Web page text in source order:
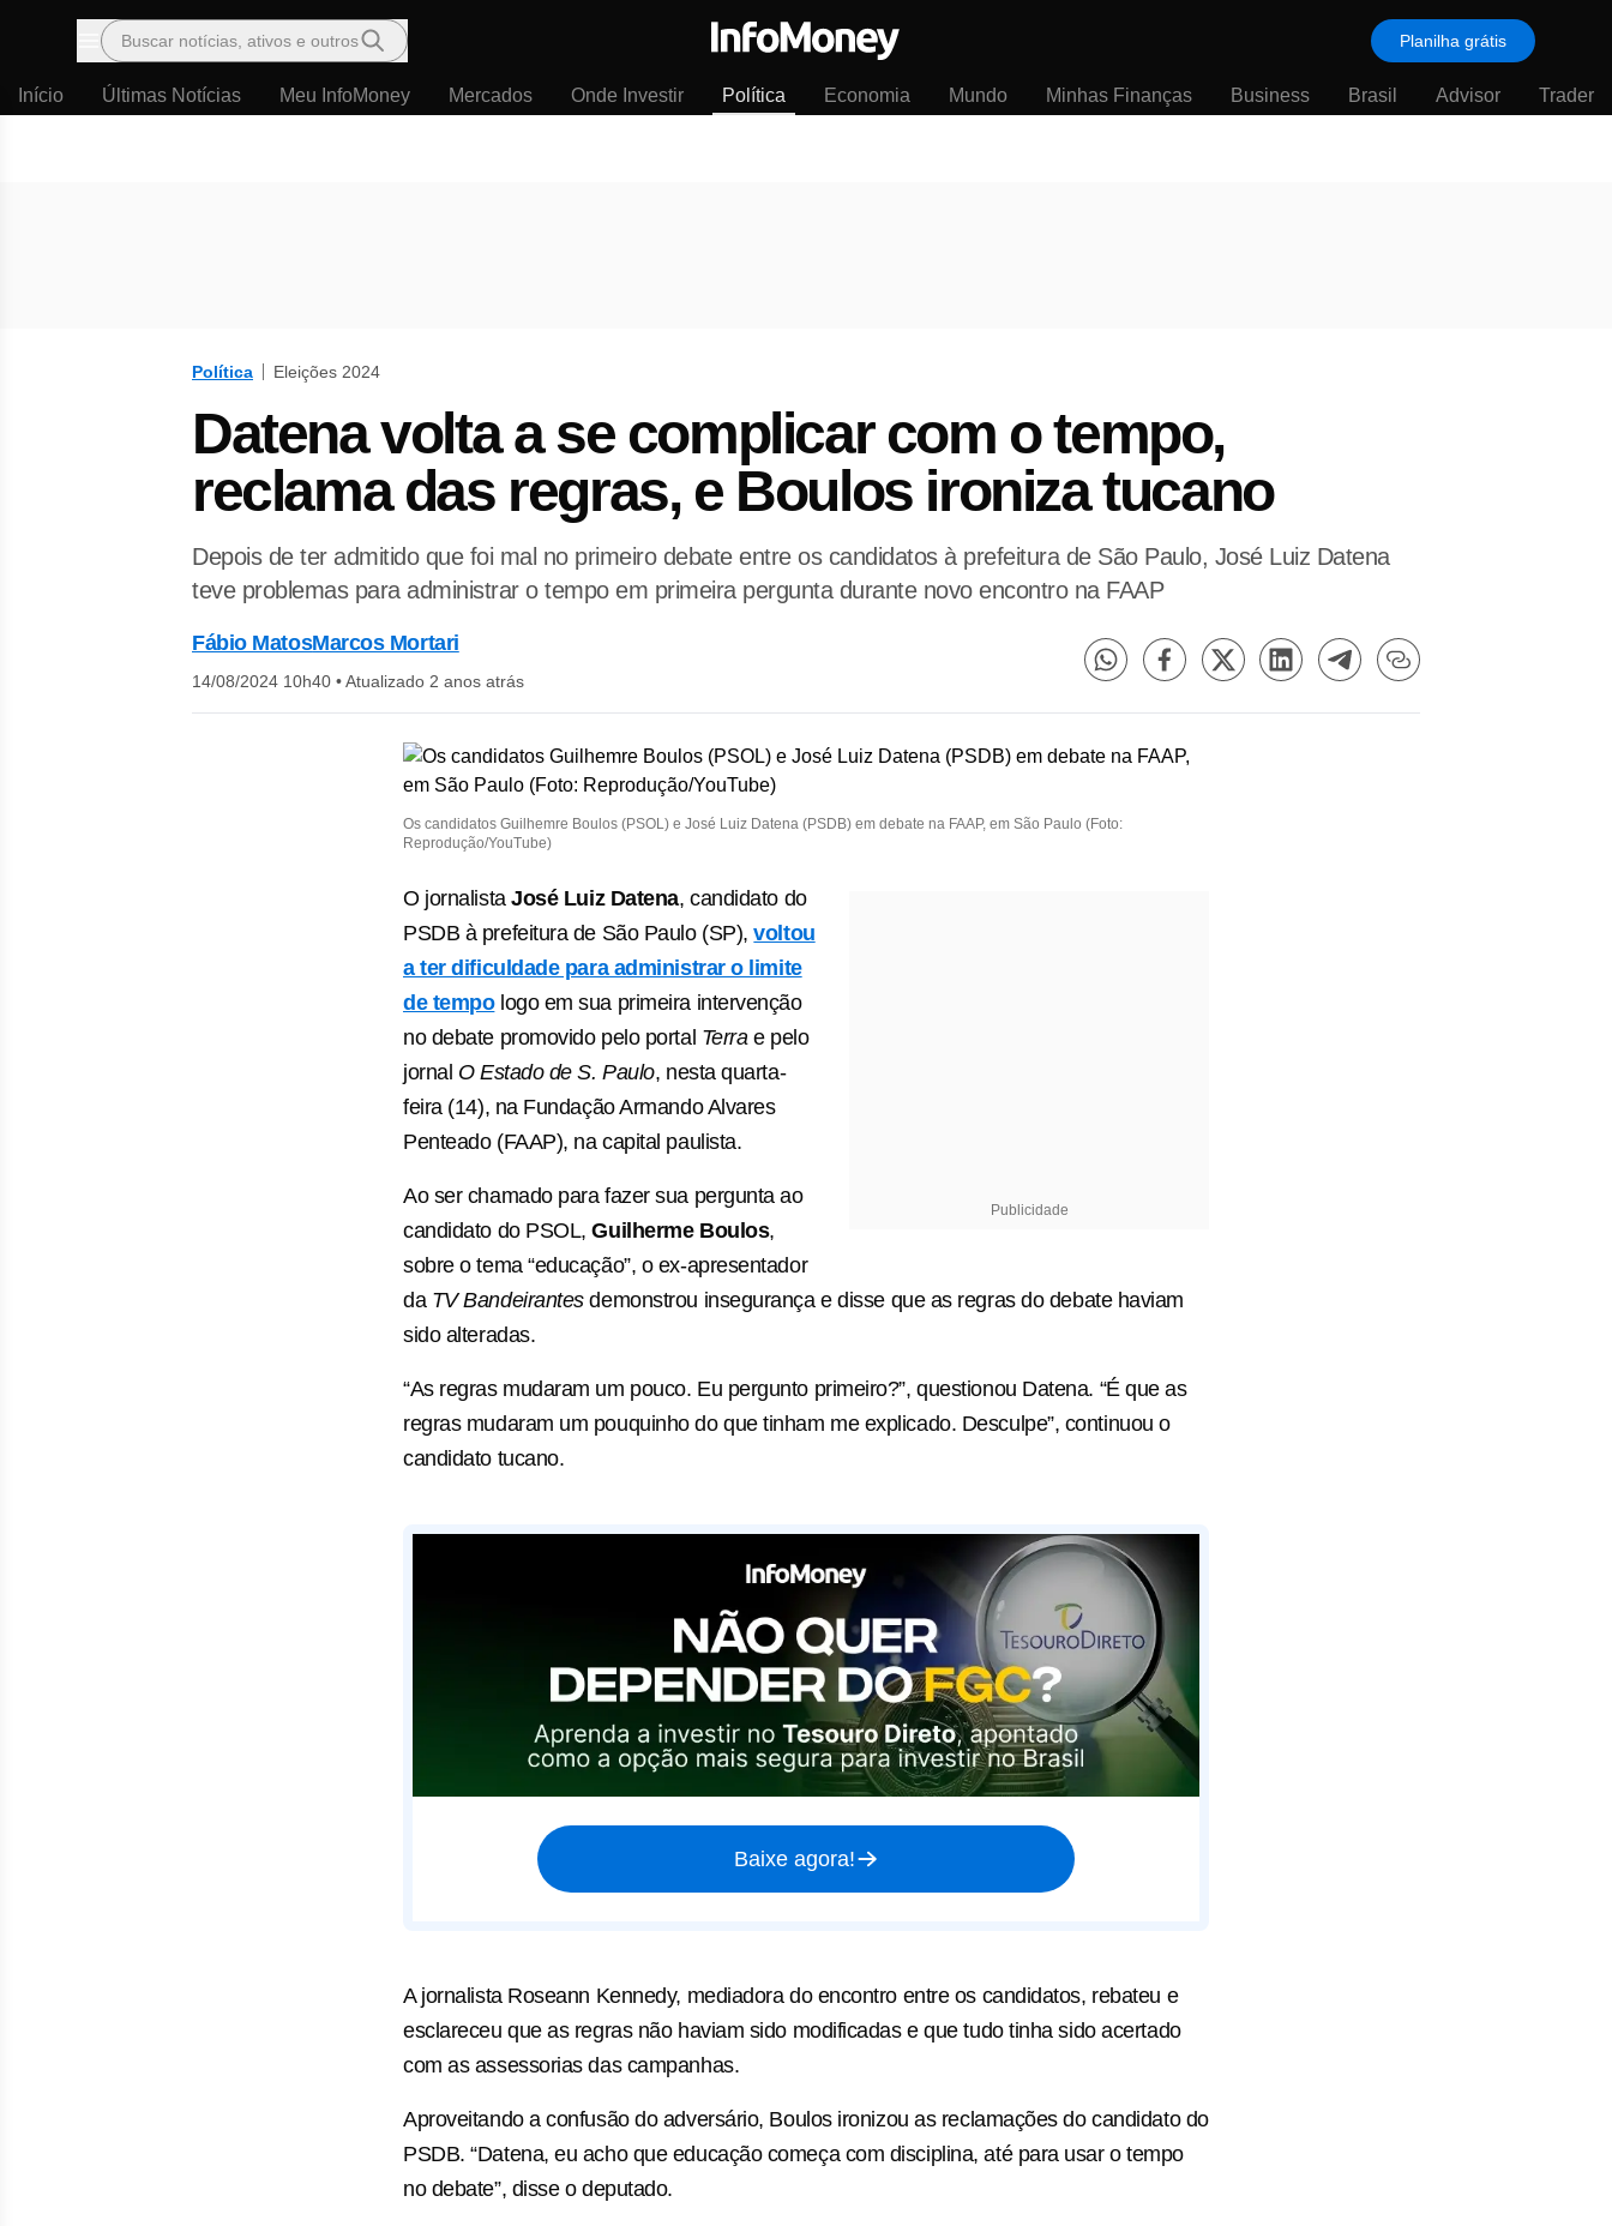
Menu
Buscar notícias, ativos e outros Planilha grátis
Início Últimas Notícias Meu InfoMoney Mercados Onde Investir Política Economia Mundo Minhas Finanças Business Brasil Advisor Trader
Política Eleições 2024
Datena volta a se complicar com o tempo,
reclama das regras, e Boulos ironiza tucano
Depois de ter admitido que foi mal no primeiro debate entre os candidatos à prefeitura de São Paulo, José Luiz Datena
teve problemas para administrar o tempo em primeira pergunta durante novo encontro na FAAP
Fábio MatosMarcos Mortari
14/08/2024 10h40 •Atualizado 2 anos atrás
Os candidatos Guilhemre Boulos (PSOL) e José Luiz Datena (PSDB) em debate na FAAP, em São Paulo (Foto:
Reprodução/YouTube)
Publicidade
O jornalistaJosé Luiz Datena, candidato do
PSDB à prefeitura de São Paulo (SP),voltou
a ter dificuldade para administrar o limite
de tempologo em sua primeira intervenção
no debate promovido pelo portal Terrae pelo
jornal O Estado de S. Paulo, nesta quarta-
feira (14), na Fundação Armando Alvares
Penteado (FAAP), na capital paulista.
Ao ser chamado para fazer sua pergunta ao
candidato do PSOL,Guilherme Boulos,
sobre o tema “educação”, o ex-apresentador
da TV Bandeirantesdemonstrou insegurança e disse que as regras do debate haviam
sido alteradas.
“As regras mudaram um pouco. Eu pergunto primeiro?”, questionou Datena. “É que as
regras mudaram um pouquinho do que tinham me explicado. Desculpe”, continuou o
candidato tucano.
Baixe agora!
A jornalista Roseann Kennedy, mediadora do encontro entre os candidatos, rebateu e
esclareceu que as regras não haviam sido modificadas e que tudo tinha sido acertado
com as assessorias das campanhas.
Aproveitando a confusão do adversário, Boulos ironizou as reclamações do candidato do
PSDB. “Datena, eu acho que educação começa com disciplina, até para usar o tempo
no debate”, disse o deputado.